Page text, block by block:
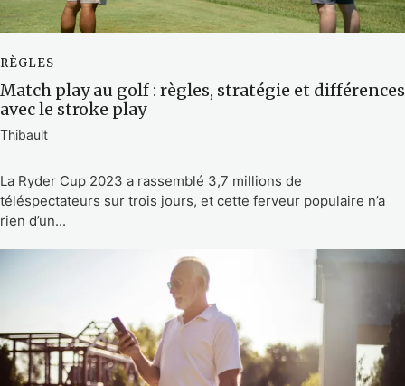
RÈGLES
Match play au golf : règles, stratégie et différences
avec le stroke play
Thibault
La Ryder Cup 2023 a rassemblé 3,7 millions de
téléspectateurs sur trois jours, et cette ferveur populaire n’a
rien d’un...